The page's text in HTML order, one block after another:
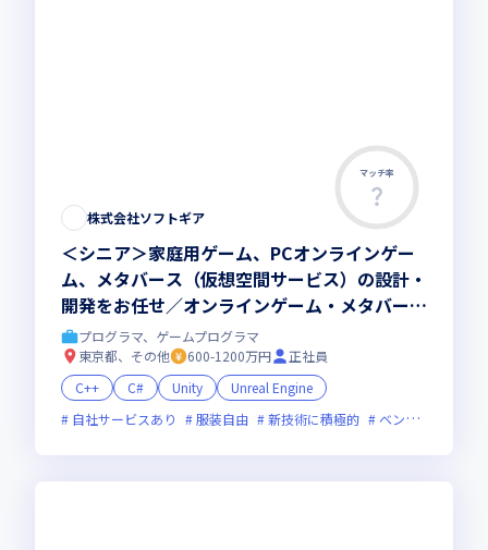
マッチ率
株式会社ソフトギア
＜シニア＞家庭用ゲーム、PCオンラインゲー
ム、メタバース（仮想空間サービス）の設計・
開発をお任せ／オンラインゲーム・メタバース
専門の開発スタジオ
プログラマ、ゲームプログラマ
東京都、その他
600-1200万円
正社員
C++
C# Unity
Unreal Engine
自社サービスあり
服装自由 新技術に積極的 ベンチャー企業